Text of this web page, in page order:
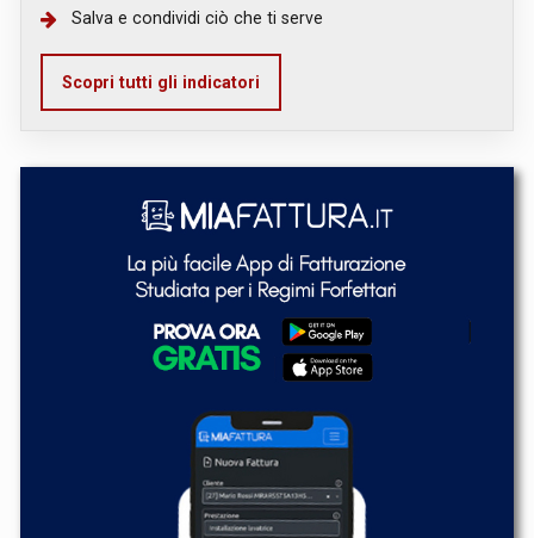
Salva e condividi ciò che ti serve
Scopri tutti gli indicatori